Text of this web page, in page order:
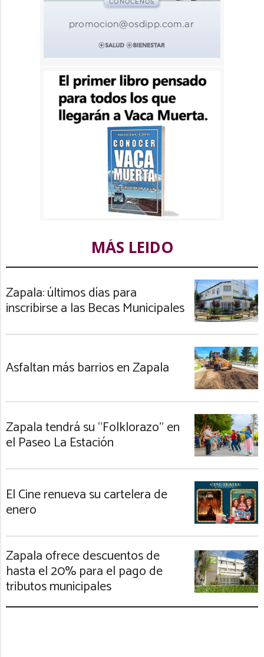
MÁS LEIDO
Zapala: últimos días para
inscribirse a las Becas Municipales
Asfaltan más barrios en Zapala
Zapala tendrá su “Folklorazo” en
el Paseo La Estación
El Cine renueva su cartelera de
enero
Zapala ofrece descuentos de
hasta el 20% para el pago de
tributos municipales